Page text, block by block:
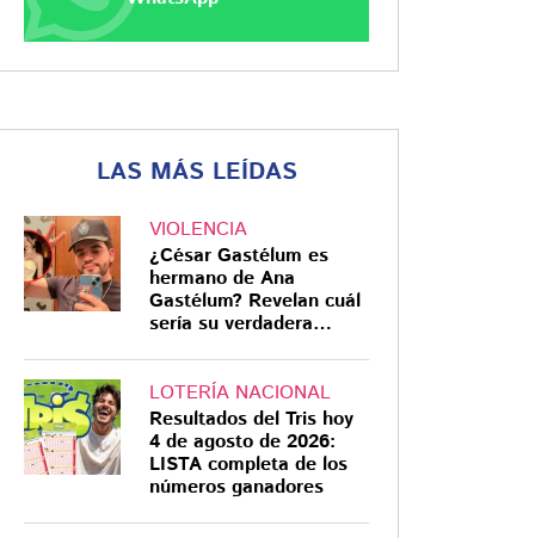
LAS MÁS LEÍDAS
VIOLENCIA
¿César Gastélum es
hermano de Ana
Gastélum? Revelan cuál
sería su verdadera
LOTERÍA NACIONAL
Resultados del Tris hoy
4 de agosto de 2026:
LISTA completa de los
números ganadores